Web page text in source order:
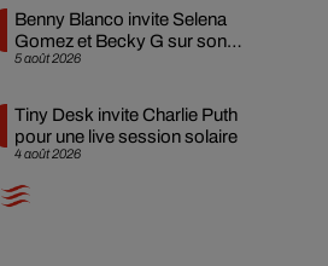
5 août 2026
Benny Blanco invite Selena
Gomez et Becky G sur son
nouveau single
4 août 2026
Tiny Desk invite Charlie Puth
pour une live session solaire